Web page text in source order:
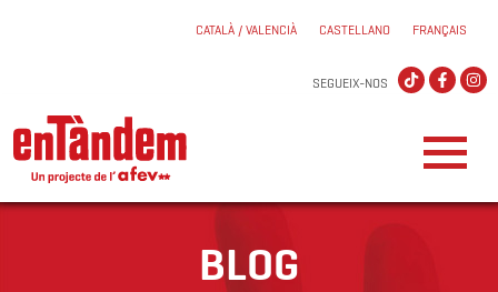
CATALÀ / VALENCIÀ CASTELLANO FRANÇAIS
SEGUEIX-NOS
BLOG